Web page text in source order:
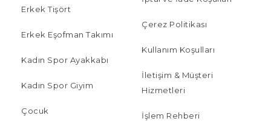
Erkek Tişört
Erkek Eşofman Takımı
Kadın Spor Ayakkabı
Kadın Spor Giyim
Çocuk
Çerez Politikası
Kullanım Koşulları
İletişim & Müşteri
Hizmetleri
İşlem Rehberi